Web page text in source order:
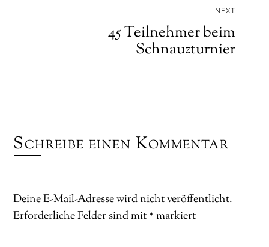
NEXT
45 Teilnehmer beim
Schnauzturnier
Schreibe einen Kommentar
Deine E-Mail-Adresse wird nicht veröffentlicht.
Erforderliche Felder sind mit * markiert